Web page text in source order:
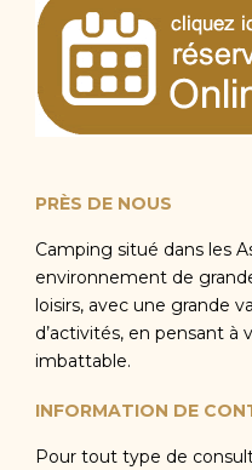
PRÈS DE NOUS
Camping situé dans les
environnement de
loisirs, avec une grande
d’activités, en pensant à
imbattable.
INFORMATION DE
Pour tout type de